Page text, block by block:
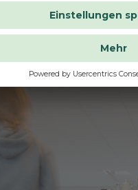
sie lange haltbar
in wenigen Minuten
Mitarbeitenden, aber